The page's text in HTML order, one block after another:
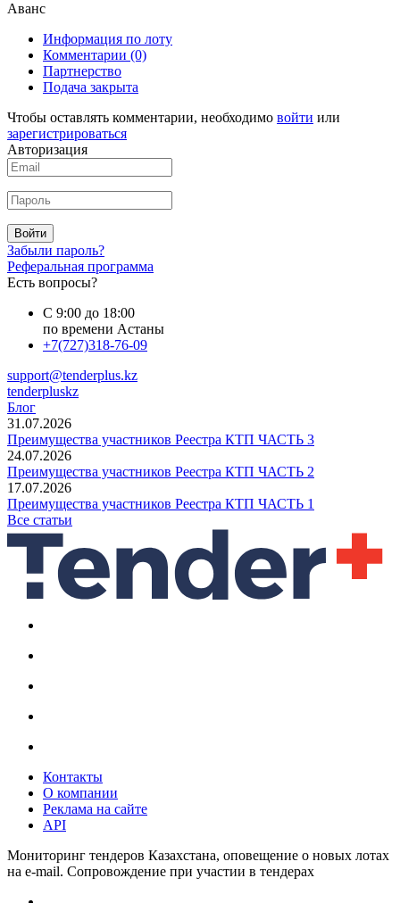
Аванс
Информация по лоту
Комментарии (0)
Партнерство
Подача закрыта
Чтобы оставлять комментарии, необходимо войти или
зарегистрироваться
Авторизация
Войти
Забыли пароль?
Реферальная программа
Есть вопросы?
С 9:00 до 18:00
по времени Астаны
+7(727)318-76-09
support@tenderplus.kz
tenderpluskz
Блог
31.07.2026
Преимущества участников Реестра КТП ЧАСТЬ 3
24.07.2026
Преимущества участников Реестра КТП ЧАСТЬ 2
17.07.2026
Преимущества участников Реестра КТП ЧАСТЬ 1
Все статьи
Контакты
О компании
Реклама на сайте
API
Мониторинг тендеров Казахстана, оповещение о новых лотах
на e-mail. Сопровождение при участии в тендерах